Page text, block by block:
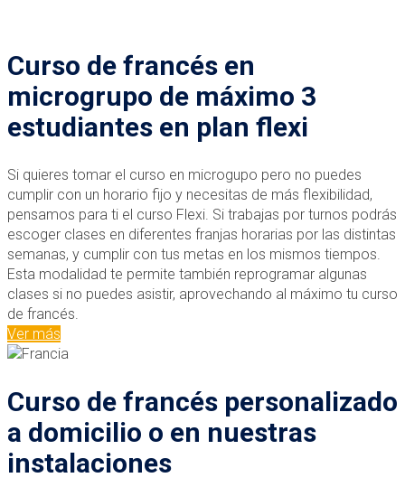
Curso de francés en
microgrupo de máximo 3
estudiantes en plan flexi
Si quieres tomar el curso en microgupo pero no puedes
cumplir con un horario fijo y necesitas de más flexibilidad,
pensamos para ti el curso Flexi. Si trabajas por turnos podrás
escoger clases en diferentes franjas horarias por las distintas
semanas, y cumplir con tus metas en los mismos tiempos.
Esta modalidad te permite también reprogramar algunas
clases si no puedes asistir, aprovechando al máximo tu curso
de francés.
Ver más
Curso de francés personalizado
a domicilio o en nuestras
instalaciones